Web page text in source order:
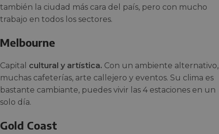
también la ciudad más cara del país, pero con mucho
trabajo en todos los sectores.
Melbourne
Capital cultural y artística. Con un ambiente alternativo,
muchas cafeterías, arte callejero y eventos. Su clima es
bastante cambiante, puedes vivir las 4 estaciones en un
solo día.
Gold Coast